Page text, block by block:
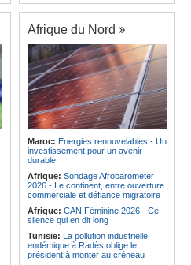
Ile Maurice:Révision des frais de la
FSC - La crainte d'un coup de froid
sur la compétitivité
Ile Maurice:Fayzal Ally Beegun
dénonce des interpellations «sans
dignité»
Ile Maurice:Migration - Le pays
face au défi de la main-d'oeuvre de
demain
Ile Maurice:Plus d'émissions,
moins d'eau, toujours accro aux
fossiles - Le bilan climatique dans le
rouge
Ile Maurice:Le pays et l'Arabie
saoudite renforcent leur coopération
Afrique du Nord
Maroc: Énergies renouvelables - Un
investissement pour un avenir
durable
Afrique: Sondage Afrobarometer
2026 - Le continent, entre ouverture
commerciale et défiance migratoire
Afrique: CAN Féminine 2026 - Ce
silence qui en dit long
Tunisie: La pollution industrielle
endémique à Radès oblige le
président à monter au créneau